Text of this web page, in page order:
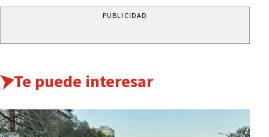
PUBLICIDAD
Te puede interesar